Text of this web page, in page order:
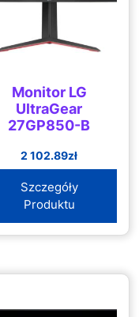
Monitor LG
UltraGear
27GP850-B
2 102.89zł
Szczegóły
Produktu